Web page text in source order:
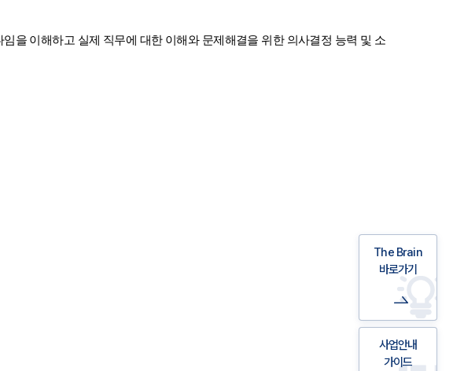
이해하고 실제 직무에 대한 이해와 문제해결을 위한 의사결정 능력 및 소
The Brain
바로가기
사업안내
가이드